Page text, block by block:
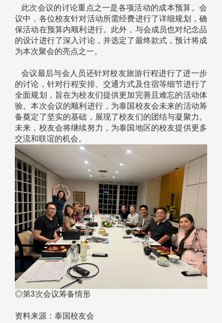
此次会议的讨论重点之一是各项活动的成本预算。会
议中，各位校友针对活动所需经费进行了详细规划，确
保活动在预算内顺利进行。此外，与会成员也对纪念品
的设计进行了深入讨论，并选定了最终款式，预计将成
为本次聚会的亮点之一。
会议最后与会人员还针对校友旅游行程进行了进一步
的讨论，针对行程安排、交通方式及住宿等细节进行了
全面规划，旨在为校友们提供更加完善且难忘的活动体
验。本次会议的顺利进行，为泰国校友会未来的活动筹
备奠定了坚实的基础，展现了校友们的团结与凝聚力。
未来，校友会将继续努力，为泰国地区的校友提供更多
交流和联谊的机会。
◎第3次会议筹备情形
资料来源：泰国校友会